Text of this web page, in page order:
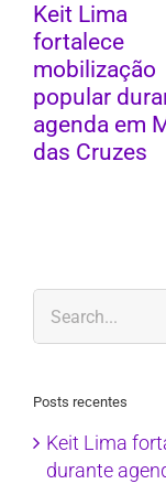
Keit Lima
fortalece
mobilização
popular
agenda em
das Cruzes
for:
Posts recentes
Keit Lima
durante